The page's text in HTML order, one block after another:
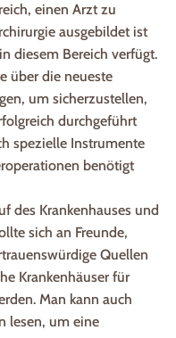
einen Arzt zu
ausgebildet ist
diesem Bereich verfügt.
über die neueste
um sicherzustellen,
durchgeführt
spezielle Instrumente
benötigt
des Krankenhauses und
sich an Freunde,
Quellen
Krankenhäuser für
Man kann auch
lesen, um eine